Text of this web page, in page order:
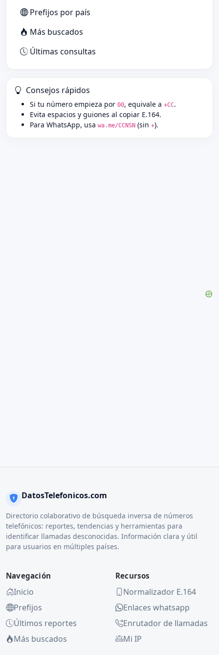
Prefijos por país
Más buscados
Últimas consultas
Consejos rápidos
Si tu número empieza por 00, equivale a +CC.
Evita espacios y guiones al copiar E.164.
Para WhatsApp, usa wa.me/CCNSN (sin +).
DatosTelefonicos.com
Directorio colaborativo de búsqueda inversa de números
telefónicos: reportes, tendencias y herramientas para
identificar llamadas desconocidas. Información clara y útil
para usuarios en múltiples países.
Navegación
Inicio
Prefijos
Últimos reportes
Más buscados
Recursos
Normalizador E.164
Enlaces whatsapp
Enrutador de llamadas
Mi IP